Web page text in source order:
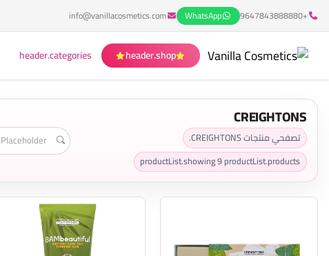
+9647843888880
WhatsApp
info@vanillacosmetics.com
header.shop
header.categories
CREIGHTONS
تصفحي منتجات CREIGHTONS.
productList.showing9productList.products